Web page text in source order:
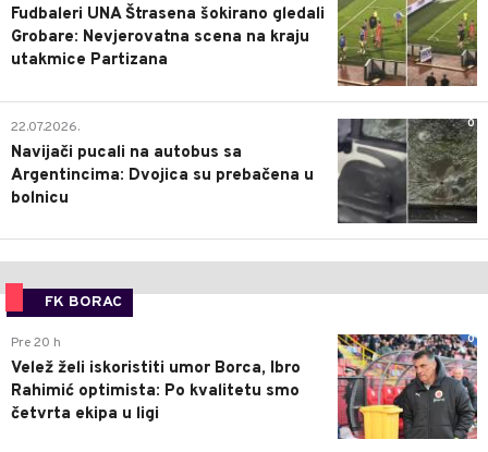
Fudbaleri UNA Štrasena šokirano gledali
Grobare: Nevjerovatna scena na kraju
utakmice Partizana
0
22.07.2026.
Navijači pucali na autobus sa
Argentincima: Dvojica su prebačena u
bolnicu
FK BORAC
0
Pre 20 h
Velež želi iskoristiti umor Borca, Ibro
Rahimić optimista: Po kvalitetu smo
četvrta ekipa u ligi